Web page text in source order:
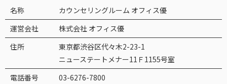
名称
カウンセリングルーム オフィス優
運営会社
株式会社 オフィス優
住所
東京都渋谷区代々木2-23-1
ニューステートメナー11Ｆ1155号室
電話番号
03-6276-7800